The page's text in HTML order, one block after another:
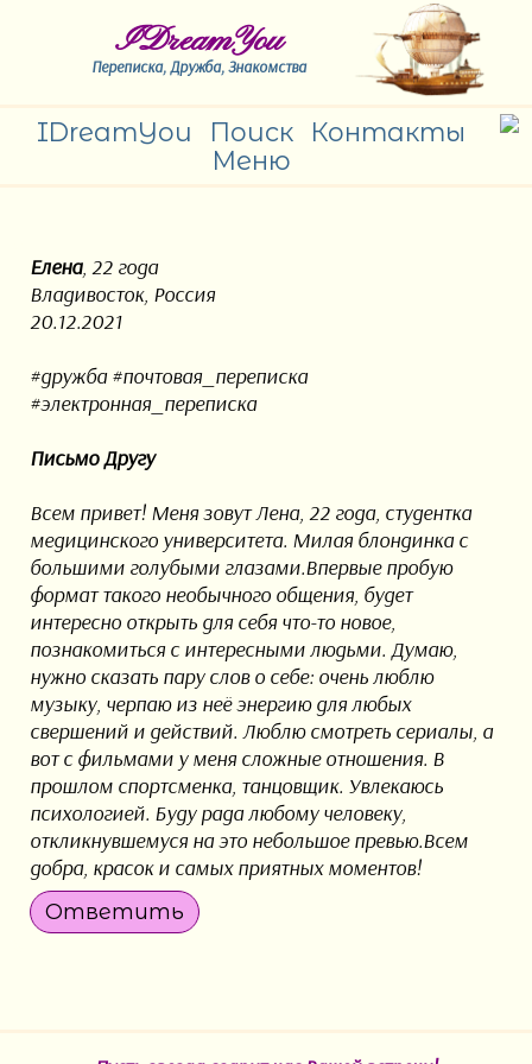
IDreamYou
Переписка, Дружба, Знакомства
IDreamYou Поиск
Контакты
Меню
Елена, 22 года
Владивосток, Россия
20.12.2021
#дружба #почтовая_переписка
#электронная_переписка
Письмо Другу
Всем привет! Меня зовут Лена, 22 года, студентка
медицинского университета. Милая блондинка с
большими голубыми глазами.Впервые пробую
формат такого необычного общения, будет
интересно открыть для себя что-то новое,
познакомиться с интересными людьми. Думаю,
нужно сказать пару слов о себе: очень люблю
музыку, черпаю из неё энергию для любых
свершений и действий. Люблю смотреть сериалы, а
вот с фильмами у меня сложные отношения. В
прошлом спортсменка, танцовщик. Увлекаюсь
психологией. Буду рада любому человеку,
откликнувшемуся на это небольшое превью.Всем
добра, красок и самых приятных моментов!